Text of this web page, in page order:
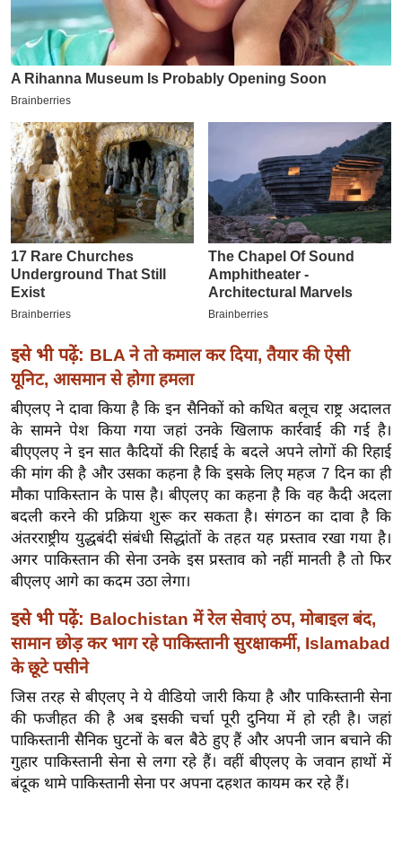
0
2
6
क्रा
इ
म
ई
-
पे
प
र
मि
सा
बे
मि
सा
ल
श
ख्सि
य
त
यं
ग
इं
डि
या
सा
हि
त्य
ज
ग
इसे भी पढ़ें: BLA ने तो कमाल कर दिया, तैयार की ऐसी
यूनिट, आसमान से होगा हमला
बीएलए ने दावा किया है कि इन सैनिकों को कथित बलूच राष्ट्र अदालत
के सामने पेश किया गया जहां उनके खिलाफ कार्रवाई की गई है।
बीएएलए ने इन सात कैदियों की रिहाई के बदले अपने लोगों की रिहाई
की मांग की है और उसका कहना है कि इसके लिए महज 7 दिन का ही
मौका पाकिस्तान के पास है। बीएलए का कहना है कि वह कैदी अदला
बदली करने की प्रक्रिया शुरू कर सकता है। संगठन का दावा है कि
अंतरराष्ट्रीय युद्धबंदी संबंधी सिद्धांतों के तहत यह प्रस्ताव रखा गया है।
अगर पाकिस्तान की सेना उनके इस प्रस्ताव को नहीं मानती है तो फिर
बीएलए आगे का कदम उठा लेगा।
इसे भी पढ़ें: Balochistan में रेल सेवाएं ठप, मोबाइल बंद,
सामान छोड़ कर भाग रहे पाकिस्तानी सुरक्षाकर्मी, Islamabad
के छूटे पसीने
जिस तरह से बीएलए ने ये वीडियो जारी किया है और पाकिस्तानी सेना
की फजीहत की है अब इसकी चर्चा पूरी दुनिया में हो रही है। जहां
पाकिस्तानी सैनिक घुटनों के बल बैठे हुए हैं और अपनी जान बचाने की
गुहार पाकिस्तानी सेना से लगा रहे हैं। वहीं बीएलए के जवान हाथों में
बंदूक थामे पाकिस्तानी सेना पर अपना दहशत कायम कर रहे हैं।